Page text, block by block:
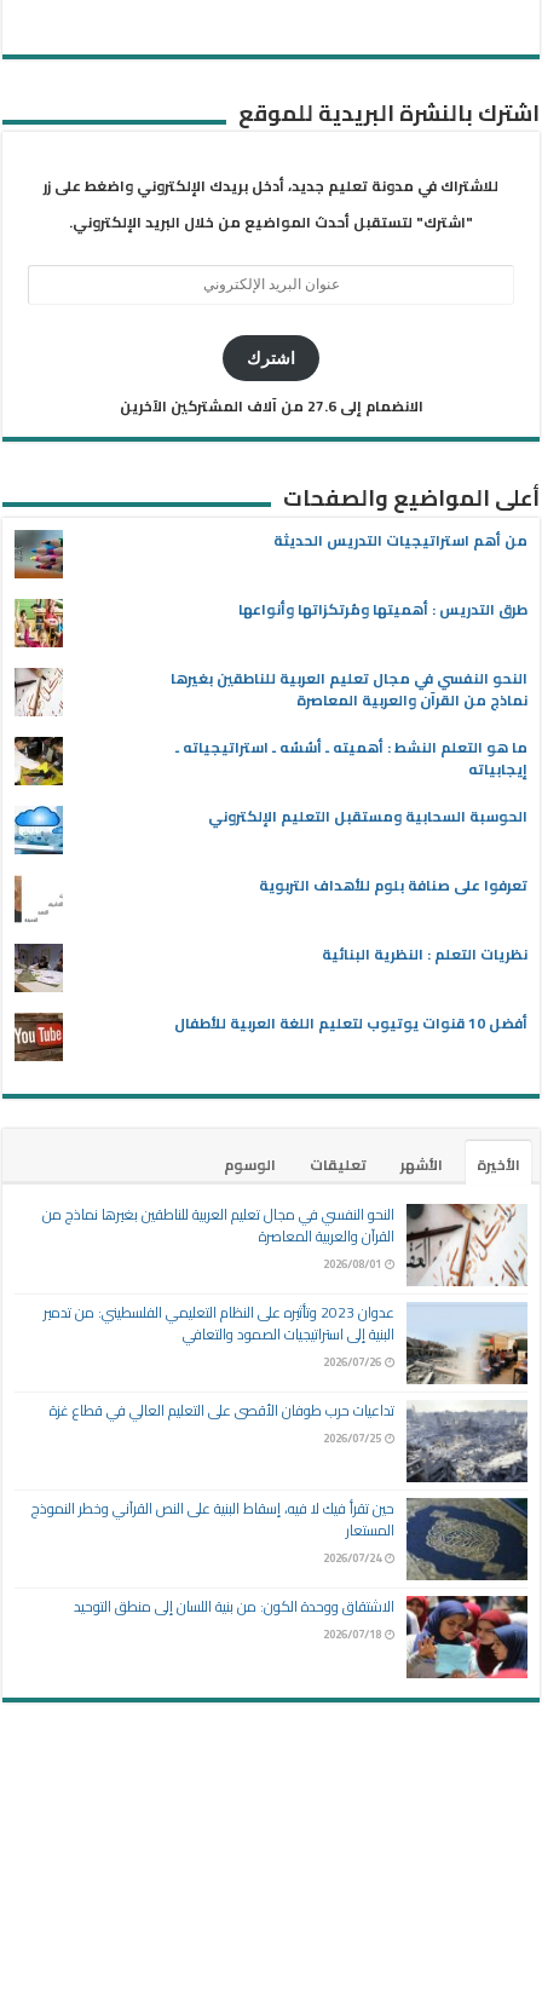
اشترك بالنشرة البريدية للموقع
للاشتراك في مدونة تعليم جديد، أدخل بريدك الإلكتروني واضغط على زر
"اشترك" لتستقبل أحدث المواضيع من خلال البريد الإلكتروني.
اشترك
الانضمام إلى 27.6 من آلاف المشتركين الآخرين
أعلى المواضيع والصفحات
من أهم استراتيجيات التدريس الحديثة
طرق التدريس : أهميتها ومُرتكزاتها وأنواعها
النحو النفسي في مجال تعليم العربية للناطقين بغيرها
نماذج من القرآن والعربية المعاصرة
ما هو التعلم النشط : أهميته ـ أسُسُه ـ استراتيجياته ـ
إيجابياته
الحوسبة السحابية ومستقبل التعليم الإلكتروني
تعرفوا على صنافة بلوم للأهداف التربوية
نظريات التعلم : النظرية البنائية
أفضل 10 قنوات يوتيوب لتعليم اللغة العربية للأطفال
الأخيرة الأشهر تعليقات
الوسوم
النحو النفسي في مجال تعليم العربية للناطقين بغيرها نماذج من
القرآن والعربية المعاصرة
2026/08/01
عدوان 2023 وتأثيره على النظام التعليمي الفلسطيني: من تدمير
البنية إلى استراتيجيات الصمود والتعافي
2026/07/26
تداعيات حرب طوفان الأقصى على التعليم العالي في قطاع غزة
2026/07/25
حين تقرأ فيك لا فيه، إسقاط البنية على النص القرآني وخطر النموذج
المستعار
2026/07/24
الاشتقاق ووحدة الكون: من بنية اللسان إلى منطق التوحيد
2026/07/18